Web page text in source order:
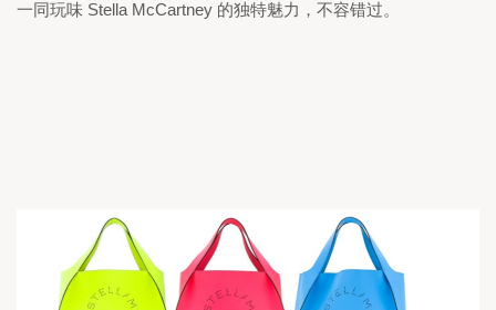
一同玩味 Stella McCartney 的独特魅力，不容错过。